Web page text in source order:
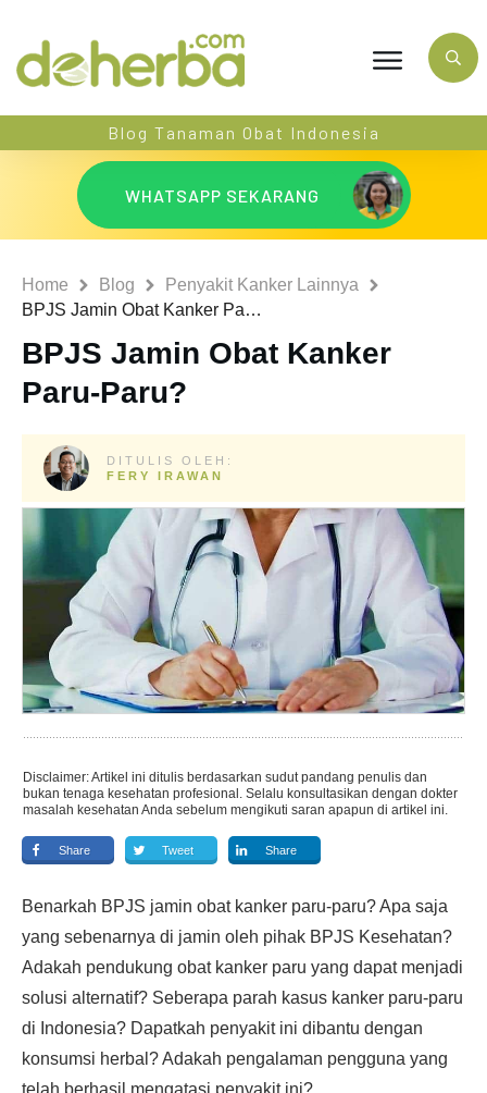
Blog Tanaman Obat Indonesia
WHATSAPP SEKARANG
Home Blog
Penyakit Kanker Lainnya
BPJS Jamin Obat Kanker Paru-Paru?
BPJS Jamin Obat Kanker
Paru-Paru?
DITULIS OLEH:
FERY IRAWAN
Disclaimer: Artikel ini ditulis berdasarkan sudut pandang penulis dan
bukan tenaga kesehatan profesional. Selalu konsultasikan dengan dokter
masalah kesehatan Anda sebelum mengikuti saran apapun di artikel ini.
Share Tweet Share
Benarkah BPJS jamin obat kanker paru-paru? Apa saja
yang sebenarnya di jamin oleh pihak BPJS Kesehatan?
Adakah pendukung obat kanker paru yang dapat menjadi
solusi alternatif? Seberapa parah kasus kanker paru-paru
di Indonesia? Dapatkah penyakit ini dibantu dengan
konsumsi herbal? Adakah pengalaman pengguna yang
telah berhasil mengatasi penyakit ini?